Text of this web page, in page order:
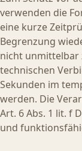
verwenden die
eine kurze
Begrenzung
nicht
technischen
Sekunden im
werden. Die
Art. 6 Abs. 1 lit. f
und